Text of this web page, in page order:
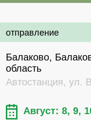
отправление
Балаково,
область
Автостанция, ул.
Август: 8, 9,